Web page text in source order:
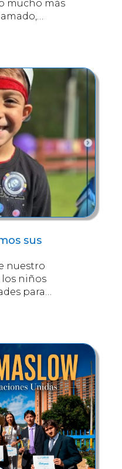
mucho más
sus
nuestro
niños
para…